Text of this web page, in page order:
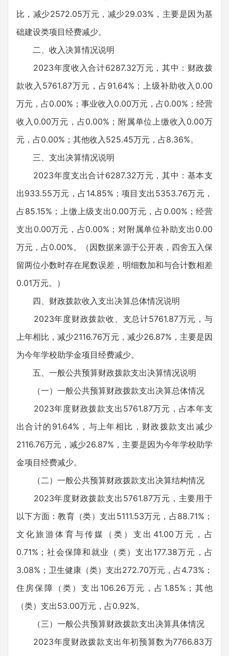
比，减少2572.05万元，减少29.03%，主要是因为基
础建设类项目经费减少。
二、收入决算情况说明
2023年度收入合计6287.32万元，其中：财政拨
款收入5761.87万元，占91.64%；上级补助收入0.00
万元，占0.00%；事业收入0.00万元，占0.00%；经营
收入0.00万元，占0.00%；附属单位上缴收入0.00万
元，占0.00%；其他收入525.45万元，占8.36%。
三、支出决算情况说明
2023年度支出合计6287.32万元，其中：基本支
出933.55万元，占14.85%；项目支出5353.76万元，
占85.15%；上缴上级支出0.00万元，占0.00%；经营
支出0.00万元，占0.00%；对附属单位补助支出0.00
万元，占0.00%。（因数据来源于公开表，四舍五入保
留两位小数时存在尾数误差，明细数加和与合计数相差
0.01万元。）
四、财政拨款收入支出决算总体情况说明
2023年度财政拨款收、支总计5761.87万元，与
上年相比，减少2116.76万元，减少26.87%，主要是因
为今年学校助学金项目经费减少。
五、一般公共预算财政拨款支出决算情况说明
（一）一般公共预算财政拨款支出决算总体情况
2023年度财政拨款支出5761.87万元，占本年支
出合计的91.64%，与上年相比，财政拨款支出减少
2116.76万元，减少26.87%，主要是因为今年学校助学
金项目经费减少。
（二）一般公共预算财政拨款支出决算结构情况
2023年度财政拨款支出5761.87万元，主要用于
以下方面：教育（类）支出5111.53万元，占88.71%；
文化旅游体育与传媒（类）支出41.00万元，占
0.71%；社会保障和就业（类）支出177.38万元，占
3.08%；卫生健康（类）支出272.70万元，占4.73%；
住房保障（类）支出106.26万元，占1.85%；其他
（类）支出53.00万元，占0.92%。
（三）一般公共预算财政拨款支出决算具体情况
2023年度财政拨款支出年初预算数为7766.83万